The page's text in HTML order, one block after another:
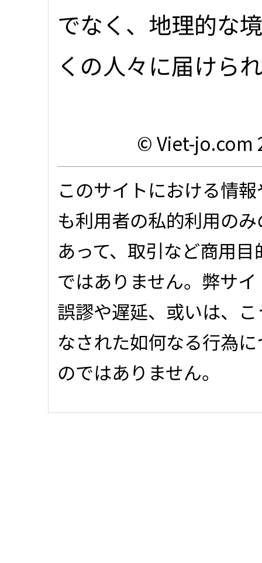
でなく、地理的な
くの人々に届けら
© Viet-jo.com
このサイトにおける情
も利用者の私的利用の
あって、取引など商用
ではありません。弊サ
誤謬や遅延、或いは、
なされた如何なる行為
のではありません。